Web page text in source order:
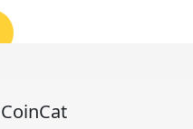
CoinCat